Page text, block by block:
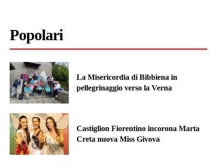
Popolari
La Misericordia di Bibbiena in
pellegrinaggio verso la Verna
Castiglion Fiorentino incorona Marta
Creta nuova Miss Givova